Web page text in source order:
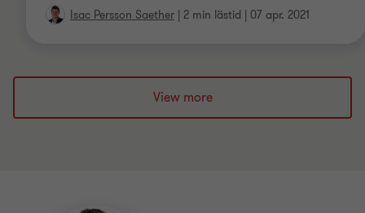
Isac Persson Saether 2 min lästid 07 apr. 2021
View more